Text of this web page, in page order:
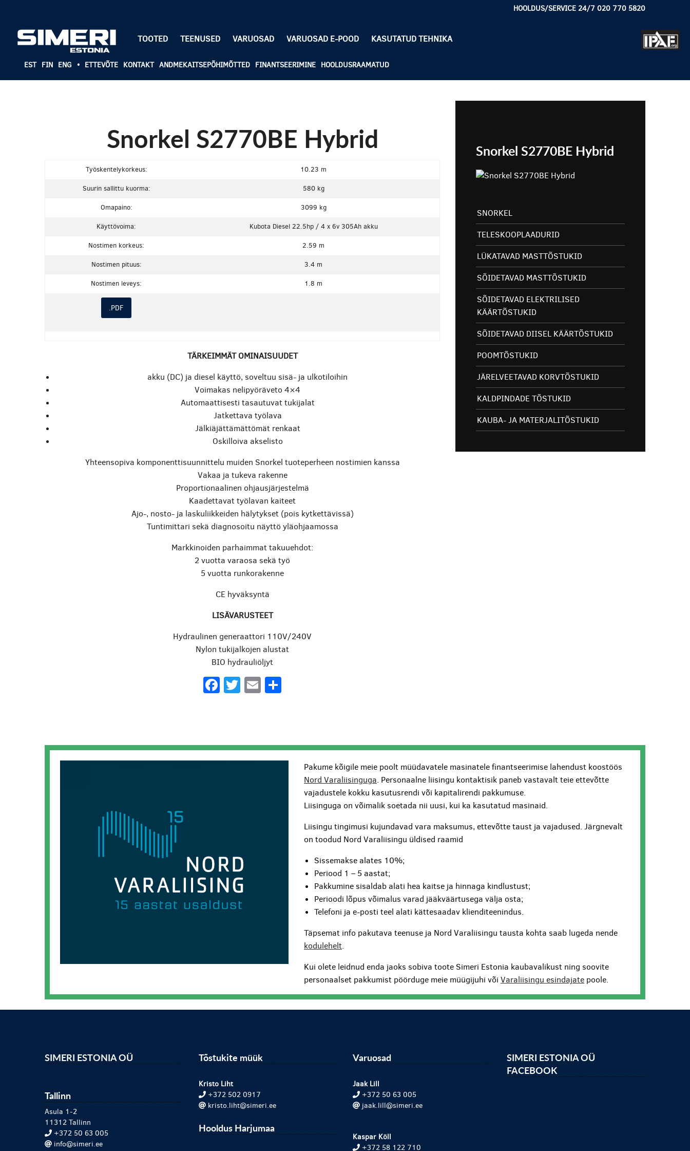
HOOLDUS/SERVICE 24/7 020 770 5820
TOOTED TEENUSED VARUOSAD VARUOSAD E-POOD KASUTATUD TEHNIKA
EST FIN ENG • ETTEVÕTE KONTAKT ANDMEKAITSEPÕHIMÕTTED FINANTSEERIMINE HOOLDUSRAAMATUD
Snorkel S2770BE Hybrid
Työskentelykorkeus: 10.23 m
Suurin sallittu kuorma: 580 kg
Omapaino: 3099 kg
Käyttövoima: Kubota Diesel 22.5hp / 4 x 6v 305Ah akku
Nostimen korkeus: 2.59 m
Nostimen pituus: 3.4 m
Nostimen leveys: 1.8 m
.PDF
TÄRKEIMMÄT OMINAISUUDET
akku (DC) ja diesel käyttö, soveltuu sisä- ja ulkotiloihin
Voimakas nelipyöräveto 4×4
Automaattisesti tasautuvat tukijalat
Jatkettava työlava
Jälkiäjättämättömät renkaat
Oskilloiva akselisto
Yhteensopiva komponenttisuunnittelu muiden Snorkel tuoteperheen nostimien kanssa
Vakaa ja tukeva rakenne
Proportionaalinen ohjausjärjestelmä
Kaadettavat työlavan kaiteet
Ajo-, nosto- ja laskuliikkeiden hälytykset (pois kytkettävissä)
Tuntimittari sekä diagnosoitu näyttö yläohjaamossa
Markkinoiden parhaimmat takuuehdot:
2 vuotta varaosa sekä työ
5 vuotta runkorakenne
CE hyväksyntä
LISÄVARUSTEET
Hydraulinen generaattori 110V/240V
Nylon tukijalkojen alustat
BIO hydrauliöljyt
Facebook
Twitter
Email
Snorkel S2770BE Hybrid
SNORKEL
TELESKOOPLAADURID
LÜKATAVAD MASTTÕSTUKID
SÕIDETAVAD MASTTÕSTUKID
SÕIDETAVAD ELEKTRILISED
KÄÄRTÕSTUKID
SÕIDETAVAD DIISEL KÄÄRTÕSTUKID
POOMTÕSTUKID
JÄRELVEETAVAD KORVTÕSTUKID
KALDPINDADE TÕSTUKID
KAUBA- JA MATERJALITÕSTUKID
Pakume kõigile meie poolt müüdavatele masinatele finantseerimise lahendust koostöös
Nord Varaliisinguga. Personaalne liisingu kontaktisik paneb vastavalt teie ettevõtte
vajadustele kokku kasutusrendi või kapitalirendi pakkumuse.
Liisinguga on võimalik soetada nii uusi, kui ka kasutatud masinaid.
Liisingu tingimusi kujundavad vara maksumus, ettevõtte taust ja vajadused. Järgnevalt
on toodud Nord Varaliisingu üldised raamid
Sissemakse alates 10%;
Periood 1 – 5 aastat;
Pakkumine sisaldab alati hea kaitse ja hinnaga kindlustust;
Perioodi lõpus võimalus varad jääkväärtusega välja osta;
Telefoni ja e-posti teel alati kättesaadav klienditeenindus.
Täpsemat info pakutava teenuse ja Nord Varaliisingu tausta kohta saab lugeda nende
kodulehelt.
Kui olete leidnud enda jaoks sobiva toote Simeri Estonia kaubavalikust ning soovite
personaalset pakkumist pöörduge meie müügijuhi võiVaraliisingu esindajate poole.
SIMERI ESTONIA OÜ
Tallinn
Asula 1-2
11312 Tallinn
+372 50 63 005
info@simeri.ee
Tõstukite müük
Kristo Liht
+372 502 0917
kristo.liht@simeri.ee
Hooldus Harjumaa
Varuosad
Jaak Lill
+372 50 63 005
jaak.lill@simeri.ee
Kaspar Köll
+372 58 122 710
SIMERI ESTONIA OÜ
FACEBOOK